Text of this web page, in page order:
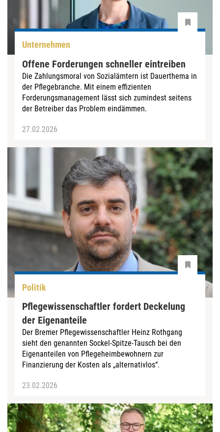
Unternehmen
Offene Forderungen schneller eintreiben
Die Zahlungsmoral von Sozialämtern ist Dauerthema in
der Pflegebranche. Mit einem effizienten
Forderungsmanagement lässt sich zumindest seitens
der Betreiber das Problem eindämmen.
27.02.2026
Politik
Pflegewissenschaftler fordert Deckelung
der Eigenanteile
Der Bremer Pflegewissenschaftler Heinz Rothgang
sieht den genannten Sockel-Spitze-Tausch bei den
Eigenanteilen von Pflegeheimbewohnern zur
Finanzierung der Kosten als „alternativlos“.
23.02.2026